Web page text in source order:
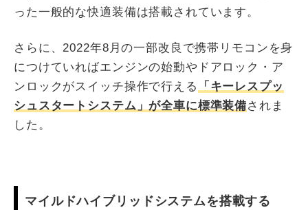
った一般的な快適装備は搭載されています。
さらに、2022年8月の一部改良で携帯リモコンを身
につけていればエンジンの始動やドアロック・ア
ンロックがスイッチ操作で行える
「キーレスプッ
シュスタートシステム」が全車に標準装備されま
した。
マイルドハイブリッドシステムを搭載する